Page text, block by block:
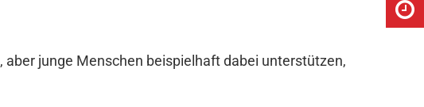
aber junge Menschen beispielhaft dabei unterstützen,